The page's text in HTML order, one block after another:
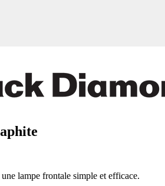
lampe frontale simple et efficace.